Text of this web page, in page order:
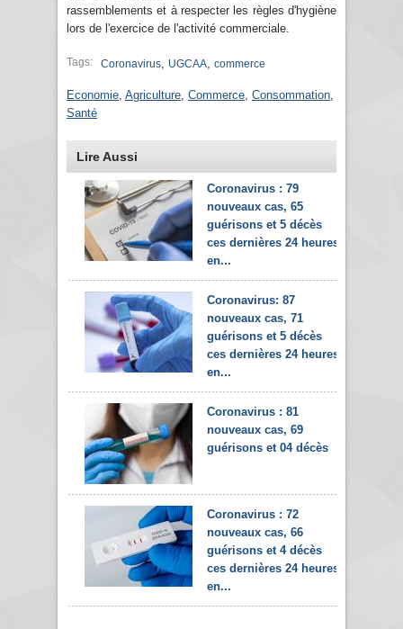
rassemblements et à respecter les règles d'hygiène
lors de l'exercice de l'activité commerciale.
Tags: Coronavirus UGCAA commerce
Economie Agriculture Commerce Consommation
Santé
Lire Aussi
Coronavirus : 79
nouveaux cas, 65
guérisons et 5 décès
ces dernières 24 heures
en...
Coronavirus: 87
nouveaux cas, 71
guérisons et 5 décès
ces dernières 24 heures
en...
Coronavirus : 81
nouveaux cas, 69
guérisons et 04 décès
Coronavirus : 72
nouveaux cas, 66
guérisons et 4 décès
ces dernières 24 heures
en...